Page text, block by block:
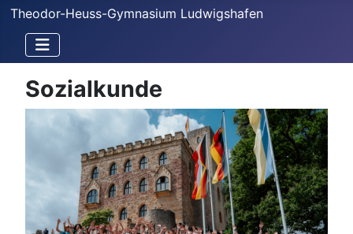
Theodor-Heuss-Gymnasium Ludwigshafen
Sozialkunde